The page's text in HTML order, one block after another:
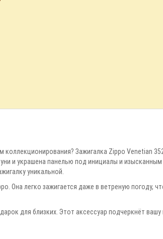
Зажигалка Zippo Venetian
и украшена панелью под инициалы и
уникальной.
Она легко зажигается даже в ветреную погоду,
для близких. Этот аксессуар подчеркнёт